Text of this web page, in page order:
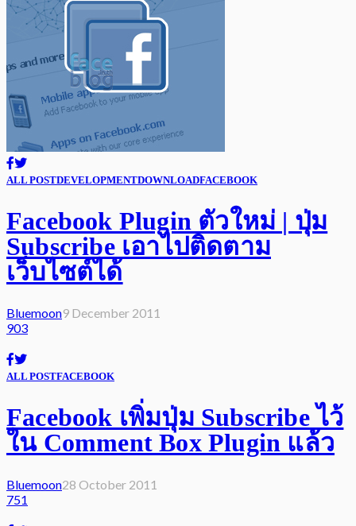
ALL POSTDEVELOPMENTDOWNLOADFACEBOOK
Facebook Plugin ตัวใหม่ | ปุ่ม
Subscribe เอาไปติดตาม
เว็บไซต์ได้
Bluemoon9 December 2011
903
ALL POSTFACEBOOK
Facebook เพิ่มปุ่ม Subscribe ไว้
ใน Comment Box Plugin แล้ว
Bluemoon28 October 2011
751